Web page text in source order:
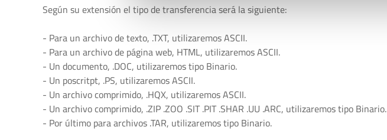
Según su extensión el tipo de transferencia será la siguiente:
- Para un archivo de texto, .TXT, utilizaremos ASCII.
- Para un archivo de página web, HTML, utilizaremos ASCII.
- Un documento, .DOC, utilizaremos tipo Binario.
- Un poscritpt, .PS, utilizaremos ASCII.
- Un archivo comprimido, .HQX, utilizaremos ASCII.
- Un archivo comprimido, .ZIP .ZOO .SIT .PIT .SHAR .UU .ARC, utilizaremos tipo Binario.
- Por último para archivos .TAR, utilizaremos tipo Binario.